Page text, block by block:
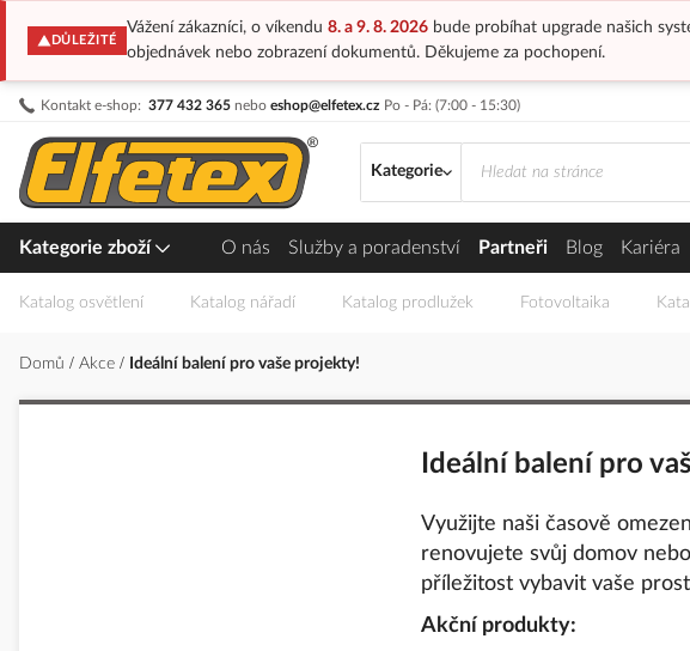
DŮLEŽITÉ
Vážení zákazníci, o víkendu 8. a 9. 8. 2026bude probíhat upgrade našich
objednávek nebo zobrazení dokumentů. Děkujeme za pochopení.
Kontakt e-shop: 377 432 365 nebo eshop@elfetex.cz Po - Pá: (7:00 - 15:30)
Přejít
obsah
Kategorie
Kategorie zboží O nás Služby a poradenství Partneři Blog Kariéra
Katalog osvětlení Katalog nářadí Katalog prodlužek Fotovoltaika
Domů Akce Ideální balení pro vaše projekty!
Ideální balení pro
Využijte naši časově
renovujete svůj domov
příležitost vybavit vaše
Akční produkty: